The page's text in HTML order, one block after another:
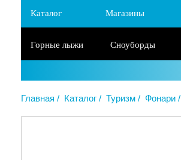
Каталог Магазины
Горные лыжи Сноуборды
Главная Каталог Туризм Фонари